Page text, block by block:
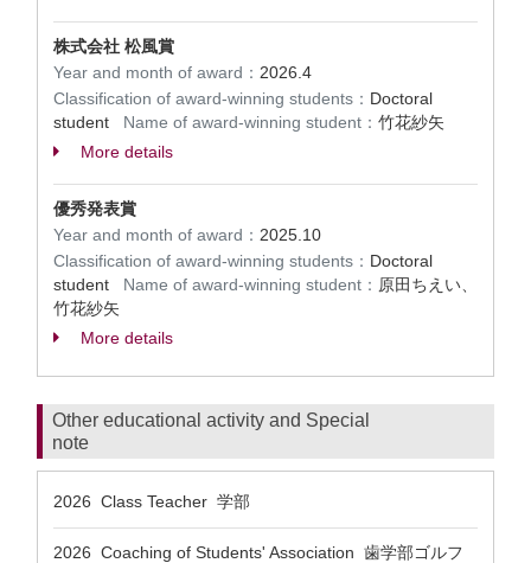
株式会社 松風賞
Year and month of award： 2026.4
Classification of award-winning students： Doctoral
student Name of award-winning student： 竹花紗矢
More details
優秀発表賞
Year and month of award： 2025.10
Classification of award-winning students： Doctoral
student Name of award-winning student： 原田ちえい、
竹花紗矢
More details
Other educational activity and Special
note
2026 Class Teacher 学部
2026 Coaching of Students' Association 歯学部ゴルフ